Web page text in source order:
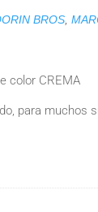
BROS,
color CREMA
para muchos